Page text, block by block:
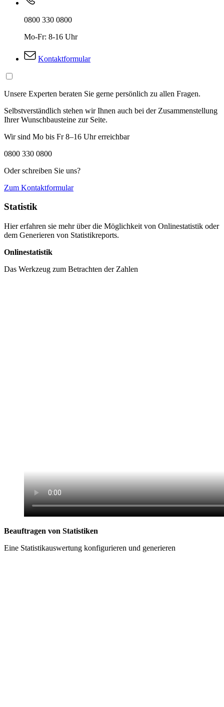
0800 330 0800
Mo-Fr: 8-16 Uhr
Kontaktformular
Unsere Experten beraten Sie gerne persönlich zu allen Fragen.
Selbstverständlich stehen wir Ihnen auch bei der Zusammenstellung
Ihrer Wunschbausteine zur Seite.
Wir sind Mo bis Fr 8–16 Uhr erreichbar
0800 330 0800
Oder schreiben Sie uns?
Zum Kontaktformular
Statistik
Hier erfahren sie mehr über die Möglichkeit von Onlinestatistik oder
dem Generieren von Statistikreports.
Onlinestatistik
Das Werkzeug zum Betrachten der Zahlen
Beauftragen von Statistiken
Eine Statistikauswertung konfigurieren und generieren